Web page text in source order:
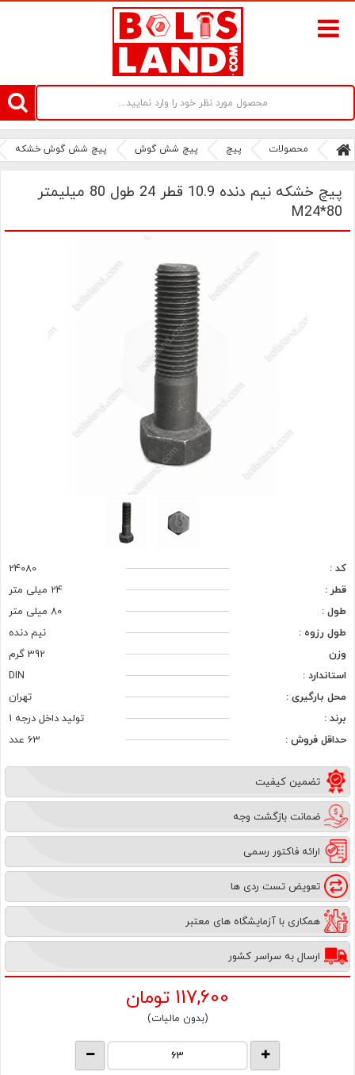
سامانه آنلاین فروش پیچ و مهره های صنعتی بولتز لند | سرزمین پیچ
محصولات پیچ پیچ شش گوش پیچ شش گوش خشکه
پیچ خشکه نیم دنده 10.9 قطر 24 طول 80 میلیمتر
M24*80
کد :
24080
قطر :
24 میلی متر
طول :
80 میلی متر
طول رزوه :
نیم دنده
وزن
392 گرم
استاندارد :
DIN
محل بارگیری :
تهران
برند :
تولید داخل درجه 1
حداقل فروش :
63 عدد
تضمین کیفیت
ضمانت بازگشت وجه
ارائه فاکتور رسمی
تعویض تست ردی ها
همکاری با آزمایشگاه های معتبر
ارسال به سراسر کشور
117,600 تومان
(بدون مالیات)